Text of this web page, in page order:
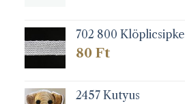
702 800 Klöplicsipke
80 Ft
2457 Kutyus